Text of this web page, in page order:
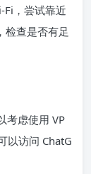
Fi，尝试靠近
检查是否有足
考虑使用 VP
以访问 ChatG